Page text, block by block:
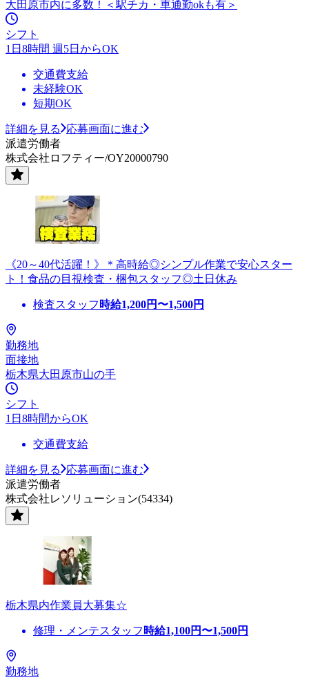
大田原市内に多数！＜駅チカ・車通勤okも有＞
シフト
1日8時間 週5日からOK
交通費支給
未経験OK
短期OK
詳細を見る
応募画面に進む
派遣労働者
株式会社ロフティー/OY20000790
《20～40代活躍！》＊高時給◎シンプル作業で安心スター
ト！食品の目視検査・梱包スタッフ◎土日休み
検査スタッフ 時給1,200円〜1,500円
勤務地
面接地
栃木県大田原市山の手
シフト
1日8時間からOK
交通費支給
詳細を見る
応募画面に進む
派遣労働者
株式会社レソリューション(54334)
栃木県内作業員大募集☆
修理・メンテスタッフ 時給1,100円〜1,500円
勤務地